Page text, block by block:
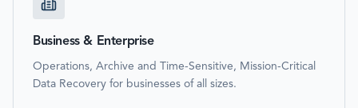
Business & Enterprise
Operations, Archive and Time-Sensitive, Mission-Critical
Data Recovery for businesses of all sizes.